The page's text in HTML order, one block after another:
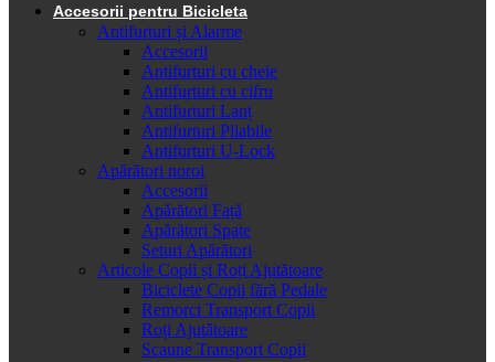
Accesorii pentru Bicicleta
Antifurturi și Alarme
Accesorii
Antifurturi cu cheie
Antifurturi cu cifru
Antifurturi Lanț
Antifurturi Pliabile
Antifurturi U-Lock
Apărători noroi
Accesorii
Apărători Față
Apărători Spate
Seturi Apărători
Articole Copii și Roți Ajutătoare
Biciclete Copii fără Pedale
Remorci Transport Copii
Roți Ajutătoare
Scaune Transport Copii